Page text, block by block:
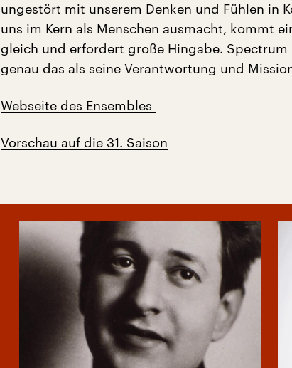
ungestört mit unserem Denken und Fühlen in
uns im Kern als Menschen ausmacht, kommt
gleich und erfordert große Hingabe. Spectrum
genau das als seine Verantwortung und
Webseite des Ensembles
Vorschau auf die 31. Saison